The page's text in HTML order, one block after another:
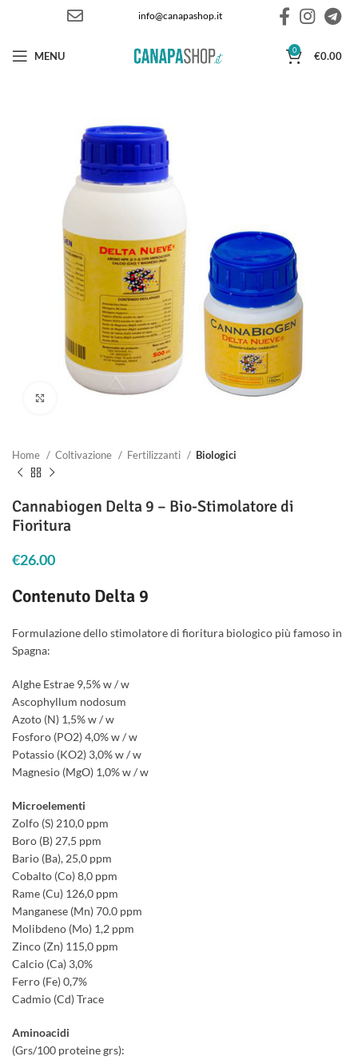
info@canapashop.it
MENU 0 €0.00
Clicca per ingrandire
Home Coltivazione Fertilizzanti Biologici
Cannabiogen Delta 9 – Bio-Stimolatore di
Fioritura
€26.00
Contenuto Delta 9
Formulazione dello stimolatore di fioritura biologico più famoso in
Spagna:
Alghe Estrae 9,5% w / w
Ascophyllum nodosum
Azoto (N) 1,5% w / w
Fosforo (PO2) 4,0% w / w
Potassio (KO2) 3,0% w / w
Magnesio (MgO) 1,0% w / w
Microelementi
Zolfo (S) 210,0 ppm
Boro (B) 27,5 ppm
Bario (Ba), 25,0 ppm
Cobalto (Co) 8,0 ppm
Rame (Cu) 126,0 ppm
Manganese (Mn) 70.0 ppm
Molibdeno (Mo) 1,2 ppm
Zinco (Zn) 115,0 ppm
Calcio (Ca) 3,0%
Ferro (Fe) 0,7%
Cadmio (Cd) Trace
Aminoacidi
(Grs/100 proteine grs):